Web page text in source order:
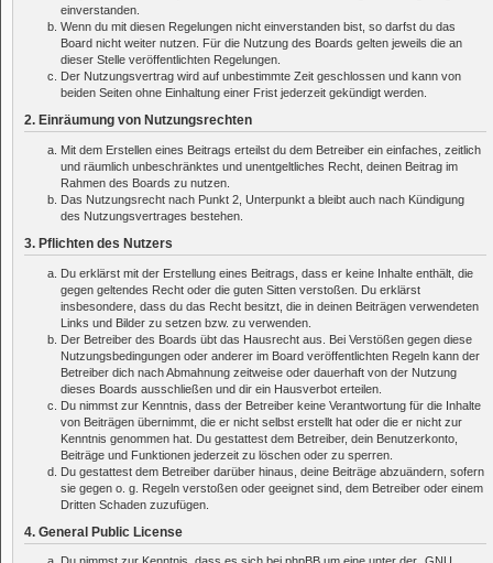
einverstanden.
Wenn du mit diesen Regelungen nicht einverstanden bist, so darfst du das
Board nicht weiter nutzen. Für die Nutzung des Boards gelten jeweils die an
dieser Stelle veröffentlichten Regelungen.
Der Nutzungsvertrag wird auf unbestimmte Zeit geschlossen und kann von
beiden Seiten ohne Einhaltung einer Frist jederzeit gekündigt werden.
2. Einräumung von Nutzungsrechten
Mit dem Erstellen eines Beitrags erteilst du dem Betreiber ein einfaches, zeitlich
und räumlich unbeschränktes und unentgeltliches Recht, deinen Beitrag im
Rahmen des Boards zu nutzen.
Das Nutzungsrecht nach Punkt 2, Unterpunkt a bleibt auch nach Kündigung
des Nutzungsvertrages bestehen.
3. Pflichten des Nutzers
Du erklärst mit der Erstellung eines Beitrags, dass er keine Inhalte enthält, die
gegen geltendes Recht oder die guten Sitten verstoßen. Du erklärst
insbesondere, dass du das Recht besitzt, die in deinen Beiträgen verwendeten
Links und Bilder zu setzen bzw. zu verwenden.
Der Betreiber des Boards übt das Hausrecht aus. Bei Verstößen gegen diese
Nutzungsbedingungen oder anderer im Board veröffentlichten Regeln kann der
Betreiber dich nach Abmahnung zeitweise oder dauerhaft von der Nutzung
dieses Boards ausschließen und dir ein Hausverbot erteilen.
Du nimmst zur Kenntnis, dass der Betreiber keine Verantwortung für die Inhalte
von Beiträgen übernimmt, die er nicht selbst erstellt hat oder die er nicht zur
Kenntnis genommen hat. Du gestattest dem Betreiber, dein Benutzerkonto,
Beiträge und Funktionen jederzeit zu löschen oder zu sperren.
Du gestattest dem Betreiber darüber hinaus, deine Beiträge abzuändern, sofern
sie gegen o. g. Regeln verstoßen oder geeignet sind, dem Betreiber oder einem
Dritten Schaden zuzufügen.
4. General Public License